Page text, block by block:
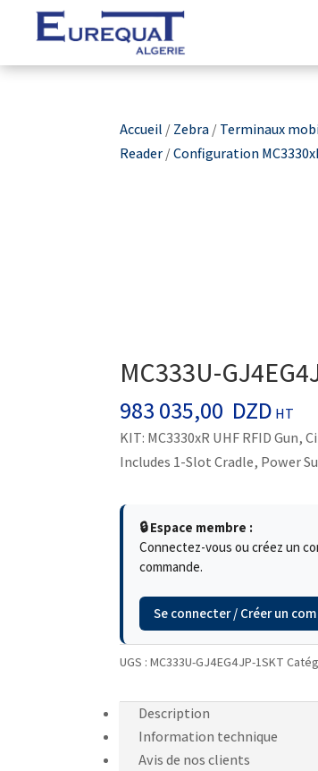
Accueil /Zebra/Terminaux
Reader/Configuration
MC333U-
983 035,00 DZD HT
KIT: MC3330xR UHF RFID Gun,
Includes 1-Slot Cradle, Power
🔒 Espace membre :
Connectez-vous ou créez un
commande.
Se connecter / Créer un
UGS :MC333U-GJ4EG4JP-1SKT
Description
Information technique
Avis de nos clients